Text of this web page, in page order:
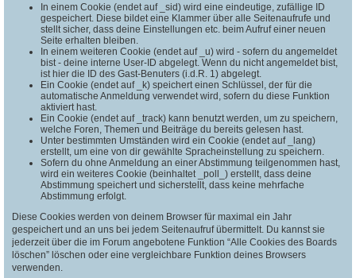
In einem Cookie (endet auf _sid) wird eine eindeutige, zufällige ID
gespeichert. Diese bildet eine Klammer über alle Seitenaufrufe und
stellt sicher, dass deine Einstellungen etc. beim Aufruf einer neuen
Seite erhalten bleiben.
In einem weiteren Cookie (endet auf _u) wird - sofern du angemeldet
bist - deine interne User-ID abgelegt. Wenn du nicht angemeldet bist,
ist hier die ID des Gast-Benuters (i.d.R. 1) abgelegt.
Ein Cookie (endet auf _k) speichert einen Schlüssel, der für die
automatische Anmeldung verwendet wird, sofern du diese Funktion
aktiviert hast.
Ein Cookie (endet auf _track) kann benutzt werden, um zu speichern,
welche Foren, Themen und Beiträge du bereits gelesen hast.
Unter bestimmten Umständen wird ein Cookie (endet auf _lang)
erstellt, um eine von dir gewählte Spracheinstellung zu speichern.
Sofern du ohne Anmeldung an einer Abstimmung teilgenommen hast,
wird ein weiteres Cookie (beinhaltet _poll_) erstellt, dass deine
Abstimmung speichert und sicherstellt, dass keine mehrfache
Abstimmung erfolgt.
Diese Cookies werden von deinem Browser für maximal ein Jahr
gespeichert und an uns bei jedem Seitenaufruf übermittelt. Du kannst sie
jederzeit über die im Forum angebotene Funktion “Alle Cookies des Boards
löschen” löschen oder eine vergleichbare Funktion deines Browsers
verwenden.